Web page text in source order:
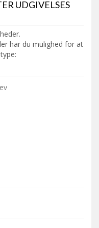
UDGIVELSES
har du mulighed for at